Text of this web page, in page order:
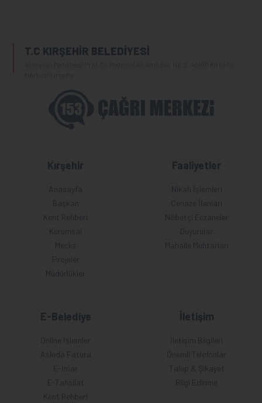
T.C KIRŞEHİR BELEDİYESİ
Kırşehir
Anasayfa
Başkan
Kent Rehberi
Kurumsal
Meclis
Projeler
Müdürlükler
Faaliyetler
Nikah İşlemleri
Cenaze İlanları
Nöbetçi Eczaneler
Duyurular
Mahalle Muhtarları
E-Belediye
Online İşlemler
Askıda Fatura
E-İmar
E-Tahsilat
Kent Rehberi
İletişim
İletişim Bilgileri
Önemli Telefonlar
Talep & Şikayet
Bilgi Edinme